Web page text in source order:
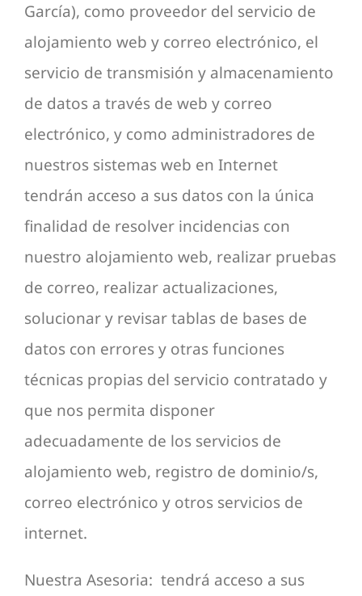
García), como proveedor del servicio de
alojamiento web y correo electrónico, el
servicio de transmisión y almacenamiento
de datos a través de web y correo
electrónico, y como administradores de
nuestros sistemas web en Internet
tendrán acceso a sus datos con la única
finalidad de resolver incidencias con
nuestro alojamiento web, realizar pruebas
de correo, realizar actualizaciones,
solucionar y revisar tablas de bases de
datos con errores y otras funciones
técnicas propias del servicio contratado y
que nos permita disponer
adecuadamente de los servicios de
alojamiento web, registro de dominio/s,
correo electrónico y otros servicios de
internet.
Nuestra Asesoria: tendrá acceso a sus